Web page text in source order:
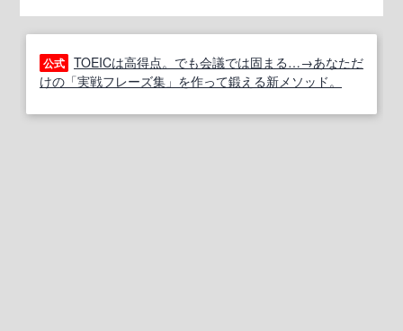
公式 TOEICは高得点。でも会議では固まる…→あなただ
けの「実戦フレーズ集」を作って鍛える新メソッド。